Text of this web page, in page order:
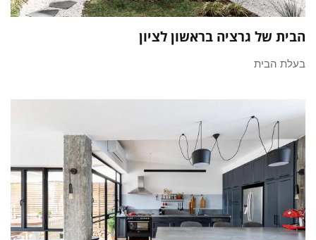
הבית של גרציה בראשון לציון
בעלת הבית